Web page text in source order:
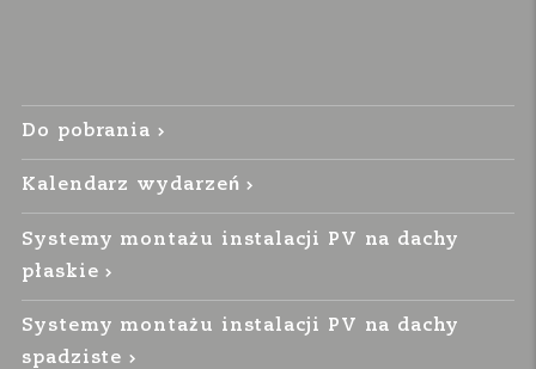
Do pobrania
Kalendarz wydarzeń
Systemy montażu instalacji PV na dachy
płaskie
Systemy montażu instalacji PV na dachy
spadziste